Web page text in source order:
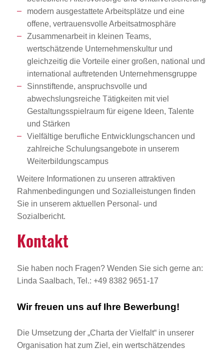
modern ausgestattete Arbeitsplätze und eine
offene, vertrauensvolle Arbeitsatmosphäre
Zusammenarbeit in kleinen Teams,
wertschätzende Unternehmenskultur und
gleichzeitig die Vorteile einer großen, national und
international auftretenden Unternehmensgruppe
Sinnstiftende, anspruchsvolle und
abwechslungsreiche Tätigkeiten mit viel
Gestaltungsspielraum für eigene Ideen, Talente
und Stärken
Vielfältige berufliche Entwicklungschancen und
zahlreiche Schulungsangebote in unserem
Weiterbildungscampus
Weitere Informationen zu unseren attraktiven
Rahmenbedingungen und Sozialleistungen finden
Sie in unserem aktuellen Personal- und
Sozialbericht.
Kontakt
Sie haben noch Fragen? Wenden Sie sich gerne an:
Linda Saalbach, Tel.: +49 8382 9651-17
Wir freuen uns auf Ihre Bewerbung!
Die Umsetzung der „Charta der Vielfalt“ in unserer
Organisation hat zum Ziel, ein wertschätzendes